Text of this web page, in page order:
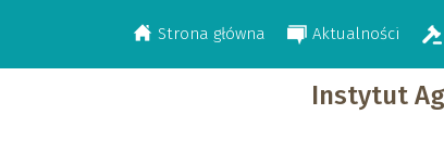
Strona główna Aktualności
Instytut
>O’Sullivan Lilian